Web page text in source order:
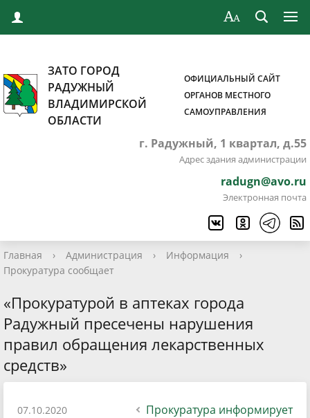
ЗАТО ГОРОД
РАДУЖНЫЙ
ВЛАДИМИРСКОЙ
ОБЛАСТИ
ОФИЦИАЛЬНЫЙ САЙТ
ОРГАНОВ МЕСТНОГО
САМОУПРАВЛЕНИЯ
г. Радужный, 1 квартал, д.55
Адрес здания администрации
radugn@avo.ru
Электронная почта
Главная › Администрация › Информация
›
Прокуратура сообщает
«Прокуратурой в аптеках города
Радужный пресечены нарушения
правил обращения лекарственных
средств»
07.10.2020 Прокуратура информирует